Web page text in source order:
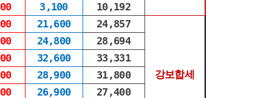
3,100
10,192
21,600 24,857
강보합세
24,800
28,694
32,600
33,331
28,900
31,800
26,900
27,400